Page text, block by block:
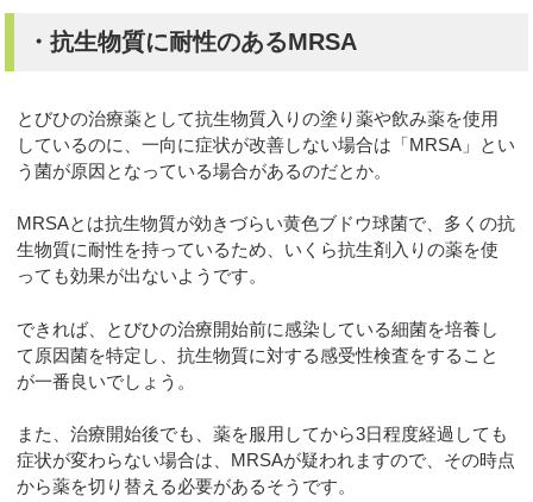
・抗生物質に耐性のあるMRSA
とびひの治療薬として抗生物質入りの塗り薬や飲み薬を使用
しているのに、一向に症状が改善しない場合は「MRSA」とい
う菌が原因となっている場合があるのだとか。
MRSAとは抗生物質が効きづらい黄色ブドウ球菌で、多くの抗
生物質に耐性を持っているため、いくら抗生剤入りの薬を使
っても効果が出ないようです。
できれば、とびひの治療開始前に感染している細菌を培養し
て原因菌を特定し、抗生物質に対する感受性検査をすること
が一番良いでしょう。
また、治療開始後でも、薬を服用してから3日程度経過しても
症状が変わらない場合は、MRSAが疑われますので、その時点
から薬を切り替える必要があるそうです。